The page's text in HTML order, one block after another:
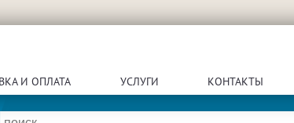
И ОПЛАТА УСЛУГИ КОНТАКТЫ